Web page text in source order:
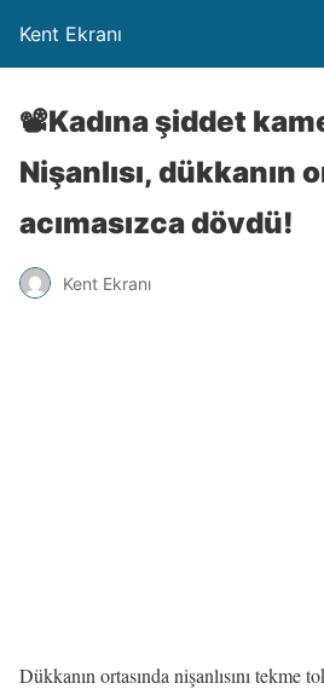
Kent Ekranı
📽️Kadına şiddet
Nişanlısı, dükkanın
acımasızca dövdü!
Kent Ekranı
Dükkanın ortasında nişanlısını tekme